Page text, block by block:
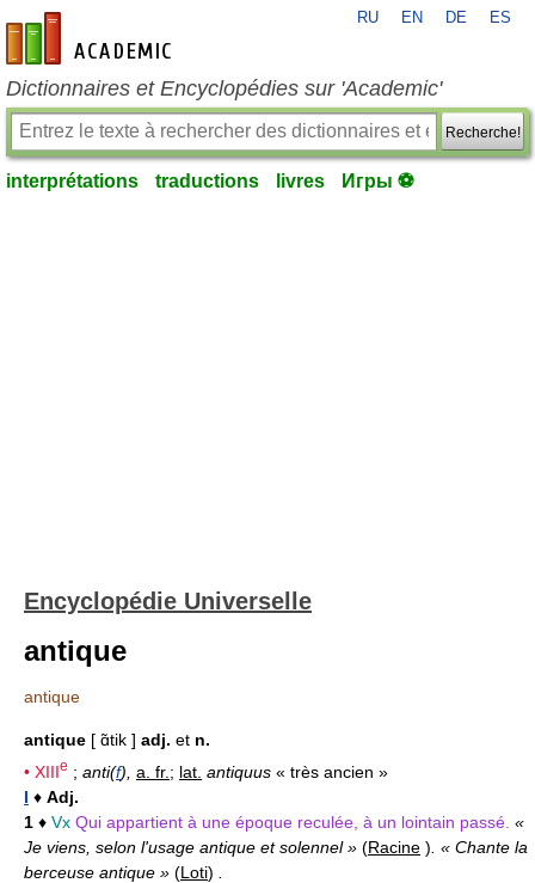
fr-academic.com
RU EN DE ES
Dictionnaires et Encyclopédies sur 'Academic'
Recherche!
interprétations traductions livres Игры ⚽
Encyclopédie Universelle
antique
antique
antique [ ɑ̃tik ] adj. et n.
• XIIIe ; anti(f), a. fr. ; lat. antiquus « très ancien »
I ♦ Adj.
1 ♦ Vx Qui appartient à une époque reculée, à un lointain passé. «
Je viens, selon l'usage antique et solennel » (Racine ) . « Chante la
berceuse antique » (Loti)